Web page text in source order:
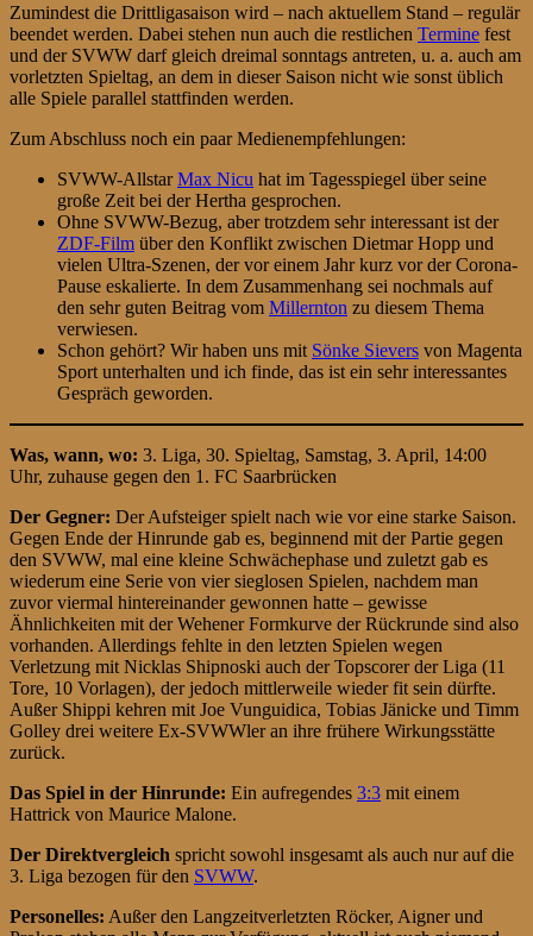
Zumindest die Drittligasaison wird – nach aktuellem Stand – regulär
beendet werden. Dabei stehen nun auch die restlichen Termine fest
und der SVWW darf gleich dreimal sonntags antreten, u. a. auch am
vorletzten Spieltag, an dem in dieser Saison nicht wie sonst üblich
alle Spiele parallel stattfinden werden.
Zum Abschluss noch ein paar Medienempfehlungen:
SVWW-AllstarMax Nicu hat im Tagesspiegel über seine
große Zeit bei der Hertha gesprochen.
Ohne SVWW-Bezug, aber trotzdem sehr interessant ist der
ZDF-Film über den Konflikt zwischen Dietmar Hopp und
vielen Ultra-Szenen, der vor einem Jahr kurz vor der Corona-
Pause eskalierte. In dem Zusammenhang sei nochmals auf
den sehr guten Beitrag vom Millernton zu diesem Thema
verwiesen.
Schon gehört? Wir haben uns mit Sönke Sievers von Magenta
Sport unterhalten und ich finde, das ist ein sehr interessantes
Gespräch geworden.
Was, wann, wo: 3. Liga, 30. Spieltag, Samstag, 3. April, 14:00
Uhr, zuhause gegen den 1. FC Saarbrücken
Der Gegner: Der Aufsteiger spielt nach wie vor eine starke Saison.
Gegen Ende der Hinrunde gab es, beginnend mit der Partie gegen
den SVWW, mal eine kleine Schwächephase und zuletzt gab es
wiederum eine Serie von vier sieglosen Spielen, nachdem man
zuvor viermal hintereinander gewonnen hatte – gewisse
Ähnlichkeiten mit der Wehener Formkurve der Rückrunde sind also
vorhanden. Allerdings fehlte in den letzten Spielen wegen
Verletzung mit Nicklas Shipnoski auch der Topscorer der Liga (11
Tore, 10 Vorlagen), der jedoch mittlerweile wieder fit sein dürfte.
Außer Shippi kehren mit Joe Vunguidica, Tobias Jänicke und Timm
Golley drei weitere Ex-SVWWler an ihre frühere Wirkungsstätte
zurück.
Das Spiel in der Hinrunde: Ein aufregendes 3:3 mit einem
Hattrick von Maurice Malone.
Der Direktvergleich spricht sowohl insgesamt als auch nur auf die
3. Liga bezogen für den SVWW.
Personelles: Außer den Langzeitverletzten Röcker, Aigner und